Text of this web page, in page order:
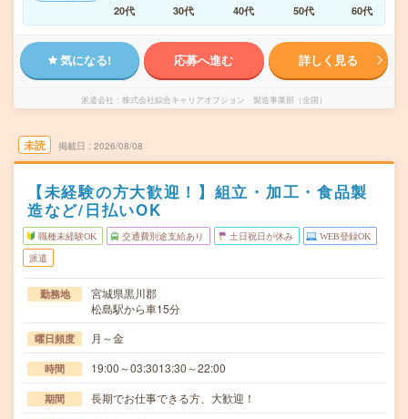
20代
30代 40代 50代 60代
気になる! 応募へ進む 詳しく見る
派遣会社 株式会社綜合キャリアオプション 製造事業部（全国）
未読 掲載日 2026/08/08
【未経験の方大歓迎！】組立・加工・食品製
造など/日払いOK
職種未経験OK 交通費別途支給あり 土日祝日が休み WEB登録OK
派遣
勤務地
宮城県黒川郡
松島駅から車15分
曜日頻度 月～金
時間 19:00～03:3013:30～22:00
期間 長期でお仕事できる方、大歓迎！